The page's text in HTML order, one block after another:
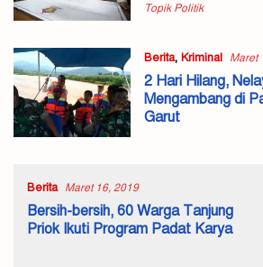
Topik Politik
Berita, Kriminal Maret
2 Hari Hilang,
Mengambang di
Garut
Berita Maret 16, 2019
Bersih-bersih, 60 Warga Tanjung
Priok Ikuti Program Padat Karya